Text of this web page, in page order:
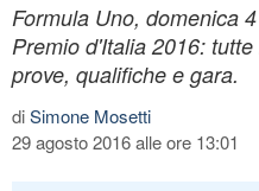
Formula Uno, domenica
Premio d'Italia 2016:
prove, qualifiche e gara.
diSimone Mosetti
29 agosto 2016 alle ore 13:01